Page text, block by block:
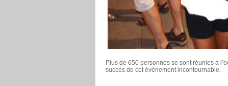
Plus de 650 personnes se sont réunies à
succès de cet événement incontournable.